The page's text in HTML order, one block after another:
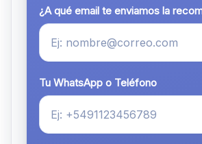
¿A qué email te enviamos la
Tu WhatsApp o Teléfono